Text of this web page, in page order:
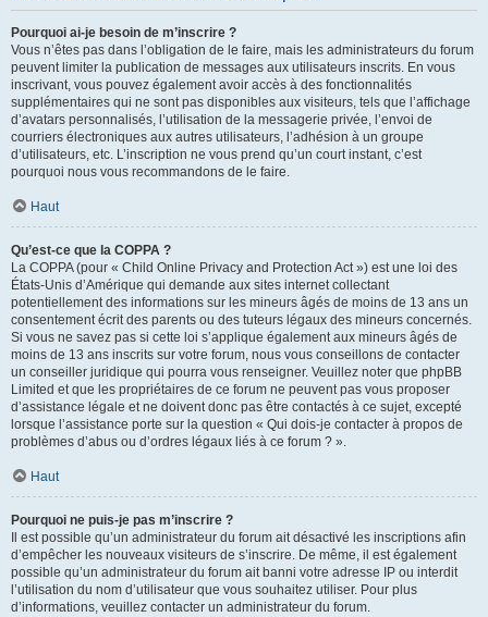
Pourquoi ai-je besoin de m’inscrire ?
Vous n’êtes pas dans l’obligation de le faire, mais les administrateurs du forum
peuvent limiter la publication de messages aux utilisateurs inscrits. En vous
inscrivant, vous pouvez également avoir accès à des fonctionnalités
supplémentaires qui ne sont pas disponibles aux visiteurs, tels que l’affichage
d’avatars personnalisés, l’utilisation de la messagerie privée, l’envoi de
courriers électroniques aux autres utilisateurs, l’adhésion à un groupe
d’utilisateurs, etc. L’inscription ne vous prend qu’un court instant, c’est
pourquoi nous vous recommandons de le faire.
Haut
Qu’est-ce que la COPPA ?
La COPPA (pour « Child Online Privacy and Protection Act ») est une loi des
États-Unis d’Amérique qui demande aux sites internet collectant
potentiellement des informations sur les mineurs âgés de moins de 13 ans un
consentement écrit des parents ou des tuteurs légaux des mineurs concernés.
Si vous ne savez pas si cette loi s’applique également aux mineurs âgés de
moins de 13 ans inscrits sur votre forum, nous vous conseillons de contacter
un conseiller juridique qui pourra vous renseigner. Veuillez noter que phpBB
Limited et que les propriétaires de ce forum ne peuvent pas vous proposer
d’assistance légale et ne doivent donc pas être contactés à ce sujet, excepté
lorsque l’assistance porte sur la question « Qui dois-je contacter à propos de
problèmes d’abus ou d’ordres légaux liés à ce forum ? ».
Haut
Pourquoi ne puis-je pas m’inscrire ?
Il est possible qu’un administrateur du forum ait désactivé les inscriptions afin
d’empêcher les nouveaux visiteurs de s’inscrire. De même, il est également
possible qu’un administrateur du forum ait banni votre adresse IP ou interdit
l’utilisation du nom d’utilisateur que vous souhaitez utiliser. Pour plus
d’informations, veuillez contacter un administrateur du forum.